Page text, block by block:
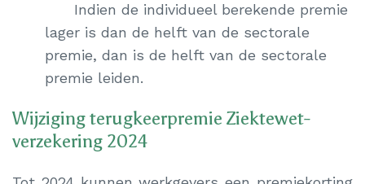
Indien de individueel berekende premie
lager is dan de helft van de sectorale
premie, dan is de helft van de sectorale
premie leiden.
Wijziging terugkeerpremie Ziektewet-
verzekering 2024